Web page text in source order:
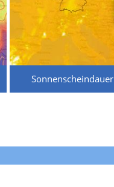
Sonnenscheindauer